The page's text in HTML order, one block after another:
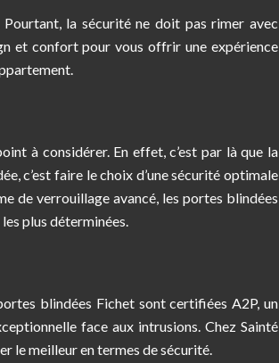
la sécurité ne doit pas rimer avec
et confort pour vous offrir une expérience
à considérer. En effet, c’est par là que la
c’est faire le choix d’une sécurité optimale
de verrouillage avancé, les portes blindées
plus déterminées.
blindées Fichet sont certifiées A2P, un
face aux intrusions. Chez Sainté
le meilleur en termes de sécurité.